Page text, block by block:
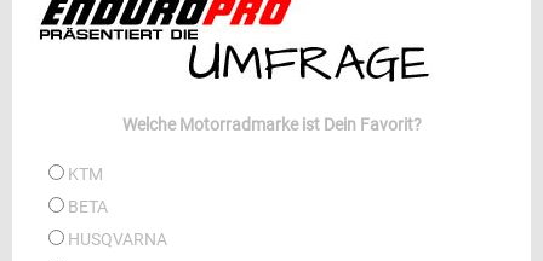
Welche Motorradmarke ist Dein Favorit?
KTM
BETA
HUSQVARNA